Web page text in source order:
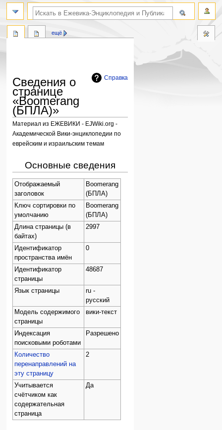
Справка
Сведения о
странице
«Boomerang
(БПЛА)»
Материал из ЕЖЕВИКИ - EJWiki.org -
Академической Вики-энциклопедии по
еврейским и израильским темам
навигации
поиску
Основные сведения
Отображаемый
заголовок
Boomerang
(БПЛА)
Ключ сортировки по
умолчанию
Boomerang
(БПЛА)
Длина страницы (в
байтах)
2997
Идентификатор
пространства имён
0
Идентификатор
страницы
48687
Язык страницы
ru -
русский
Модель содержимого
страницы
вики-текст
Индексация
поисковыми роботами
Разрешено
Количество
перенаправлений на
эту страницу
2
Учитывается
счётчиком как
содержательная
страница
Да
ещё
поиск по словам